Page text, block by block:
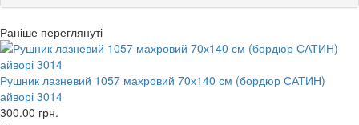
Раніше переглянуті
Рушник лазневий 1057 махровий 70х140 см (бордюр САТИН)
айворі 3014
300.00 грн.